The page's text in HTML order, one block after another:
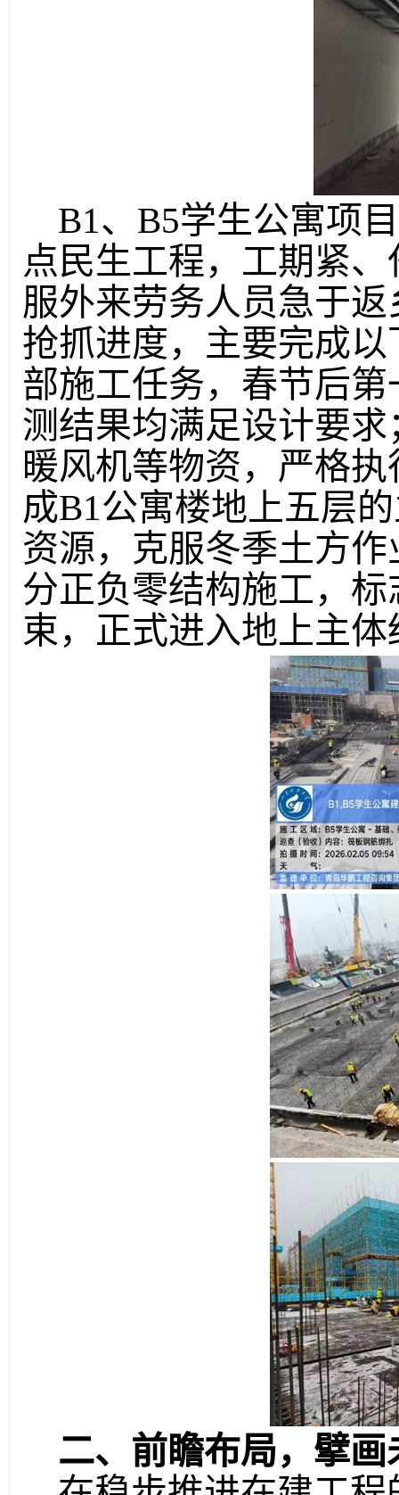
B1、B5学生公寓项
点民生工程，工期紧
服外来劳务人员急于
抢抓进度，主要完成
部施工任务，春节后
测结果均满足设计要
暖风机等物资，严格
成B1公寓楼地上五层
资源，克服冬季土方
分正负零结构施工，
束，正式进入地上主
二、前瞻布局，擘